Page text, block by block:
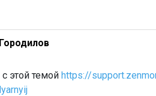
этой темой https://